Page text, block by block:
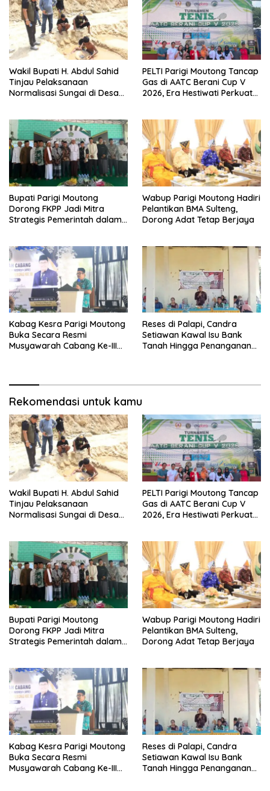
Wakil Bupati H. Abdul Sahid
Tinjau Pelaksanaan
Normalisasi Sungai di Desa
PELTI Parigi Moutong Tancap
Gas di AATC Berani Cup V
2026, Era Hestiwati Perkuat
Bupati Parigi Moutong
Dorong FKPP Jadi Mitra
Strategis Pemerintah dalam
Wabup Parigi Moutong Hadiri
Pelantikan BMA Sulteng,
Dorong Adat Tetap Berjaya
Kabag Kesra Parigi Moutong
Buka Secara Resmi
Musyawarah Cabang Ke-III
Reses di Palapi, Candra
Setiawan Kawal Isu Bank
Tanah Hingga Penanganan
Rekomendasi untuk kamu
Wakil Bupati H. Abdul Sahid
Tinjau Pelaksanaan
Normalisasi Sungai di Desa
PELTI Parigi Moutong Tancap
Gas di AATC Berani Cup V
2026, Era Hestiwati Perkuat
Bupati Parigi Moutong
Dorong FKPP Jadi Mitra
Strategis Pemerintah dalam
Wabup Parigi Moutong Hadiri
Pelantikan BMA Sulteng,
Dorong Adat Tetap Berjaya
Kabag Kesra Parigi Moutong
Buka Secara Resmi
Musyawarah Cabang Ke-III
Reses di Palapi, Candra
Setiawan Kawal Isu Bank
Tanah Hingga Penanganan